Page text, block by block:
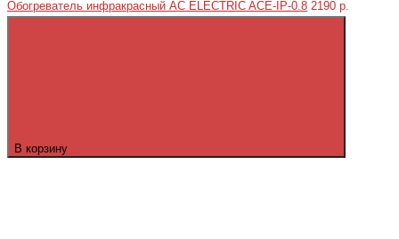
Обогреватель инфракрасный AC ELECTRIC ACE-IP-0.8 2190 р.
В корзину